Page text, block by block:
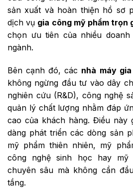
sản xuất và hoàn thiện hồ sơ
dịch vụ gia công mỹ phẩm trọn
chọn ưu tiên của nhiều doanh
ngành.
Bên cạnh đó, các nhà máy
không ngừng đầu tư vào dây
nghiên cứu (R&D), công nghệ
quản lý chất lượng nhằm đáp
cao của khách hàng. Điều này
dàng phát triển các dòng sản
mỹ phẩm thiên nhiên, mỹ
công nghệ sinh học hay mỹ
chuyên sâu mà không cần
tầng.